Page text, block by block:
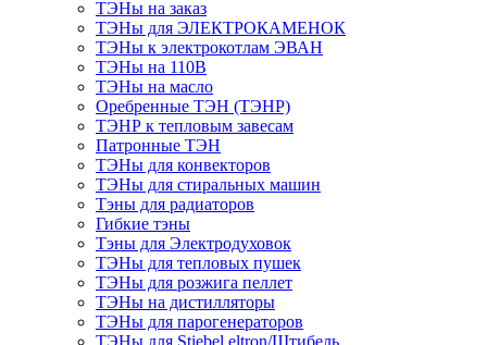
ТЭНы на заказ
ТЭНы для ЭЛЕКТРОКАМЕНОК
ТЭНы к электрокотлам ЭВАН
ТЭНы на 110В
ТЭНы на масло
Оребренные ТЭН (ТЭНР)
ТЭНР к тепловым завесам
Патронные ТЭН
ТЭНы для конвекторов
ТЭНы для стиральных машин
Тэны для радиаторов
Гибкие тэны
Тэны для Электродуховок
ТЭНы для тепловых пушек
ТЭНы для розжига пеллет
ТЭНы на дистилляторы
ТЭНы для парогенераторов
ТЭНы для Stiebel eltron/Штибель